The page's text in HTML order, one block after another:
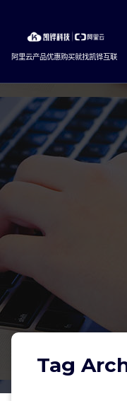
content
阿里云产品优惠购买就找凯铧互联
Tag